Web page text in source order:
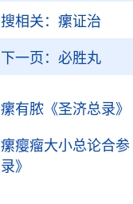
搜相关： 瘰证治
下一页： 必胜丸
瘰有脓 《圣济总录》
瘰瘿瘤大小总论合
录》